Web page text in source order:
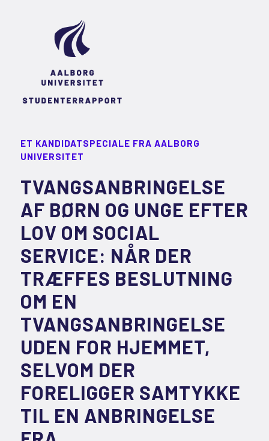
ET KANDIDATSPECIALE FRA AALBORG
UNIVERSITET
TVANGSANBRINGELSE
AF BØRN OG UNGE EFTER
LOV OM SOCIAL
SERVICE: NÅR DER
TRÆFFES BESLUTNING
OM EN
TVANGSANBRINGELSE
UDEN FOR HJEMMET,
SELVOM DER
FORELIGGER SAMTYKKE
TIL EN ANBRINGELSE